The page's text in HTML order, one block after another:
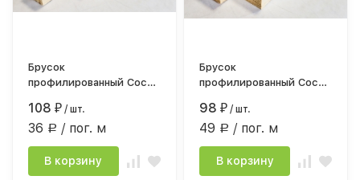
Брусок
профилированный Сосна
строг.камерной сушки
108₽ / шт.
36 Р / пог. м
В корзину
Брусок
профилированный Сосна
строг.камерной сушки
98₽ / шт.
49 Р / пог. м
В корзину